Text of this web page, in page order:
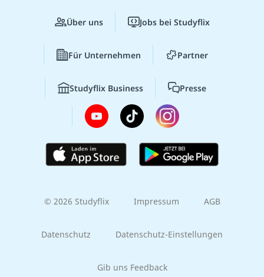
Über uns Jobs bei Studyflix
Für Unternehmen Partner
Studyflix Business Presse
© 2026 Studyflix Impressum AGB
Datenschutz Datenschutz-Einstellungen
Gib uns Feedback